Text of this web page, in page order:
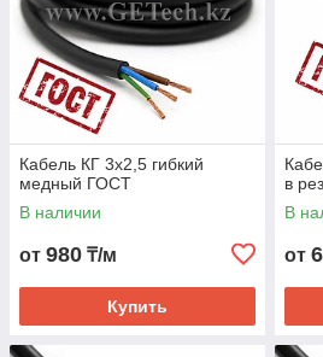
Technology» —
Компания General Electrical
широкий ассортимент гибких
КГ является одной из наиболее
применяемых марок
предназначен для
механизмов к электрическим
переменное напряжение 380 В
постоянное номинальное
КГ используется в
осуществления различных
нас можно купить
Кабель КГ 3х2,5 гибкий
медный ГОСТ
В наличии
от 980 ₸/м
Купить
в
В
от